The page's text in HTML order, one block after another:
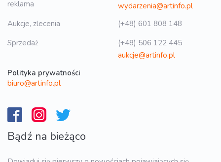
reklama
wydarzenia@artinfo.pl
Aukcje, zlecenia
(+48) 601 808 148
Sprzedaż
(+48) 506 122 445
aukcje@artinfo.pl
Polityka prywatności
biuro@artinfo.pl
Bądź na bieżąco